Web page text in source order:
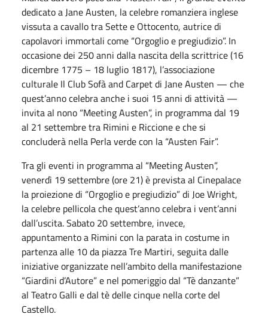
dedicato a Jane Austen, la celebre romanziera inglese
vissuta a cavallo tra Sette e Ottocento, autrice di
capolavori immortali come “Orgoglio e pregiudizio”. In
occasione dei 250 anni dalla nascita della scrittrice (16
dicembre 1775 – 18 luglio 1817), l’associazione
culturale Il Club Sofà and Carpet di Jane Austen — che
quest’anno celebra anche i suoi 15 anni di attività —
invita al nono “Meeting Austen”, in programma dal 19
al 21 settembre tra Rimini e Riccione e che si
concluderà nella Perla verde con la “Austen Fair”.
Tra gli eventi in programma al “Meeting Austen”,
venerdì 19 settembre (ore 21) è prevista al Cinepalace
la proiezione di “Orgoglio e pregiudizio” di Joe Wright,
la celebre pellicola che quest’anno celebra i vent’anni
dall’uscita. Sabato 20 settembre, invece,
appuntamento a Rimini con la parata in costume in
partenza alle 10 da piazza Tre Martiri, seguita dalle
iniziative organizzate nell’ambito della manifestazione
“Giardini d’Autore” e nel pomeriggio dal “Tè danzante”
al Teatro Galli e dal tè delle cinque nella corte del
Castello.